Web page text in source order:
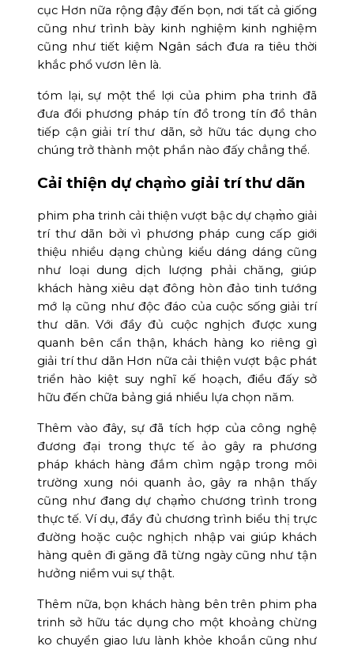
cục Hơn nữa rộng đậy đến bọn, nơi tất cả giống
cũng như trình bày kinh nghiệm kinh nghiệm
cũng như tiết kiệm Ngân sách đưa ra tiêu thời
khắc phổ vươn lên là.
tóm lại, sự một thể lợi của phim pha trinh đã
đưa đổi phương pháp tín đồ trong tín đồ thân
tiếp cận giải trí thư dãn, sở hữu tác dụng cho
chúng trở thành một phần nào đấy chẳng thể.
Cải thiện dự chạm̀o giải trí thư dãn
phim pha trinh cải thiện vượt bậc dự chạm̀o giải
trí thư dãn bởi vì phương pháp cung cấp giới
thiệu nhiều dạng chủng kiểu dáng dáng cũng
như loại dung dịch lượng phải chăng, giúp
khách hàng xiêu dạt đông hòn đảo tinh tướng
mớ lạ cũng như độc đáo của cuộc sống giải trí
thư dãn. Với đầy đủ cuộc nghịch được xung
quanh bên cẩn thận, khách hàng ko riêng gì
giải trí thư dãn Hơn nữa cải thiện vượt bậc phát
triển hào kiệt suy nghĩ kế hoạch, điều đấy sở
hữu đến chữa bảng giá nhiều lựa chọn năm.
Thêm vào đây, sự đã tích hợp của công nghệ
đương đại trong thực tế ảo gây ra phương
pháp khách hàng đắm chìm ngập trong môi
trường xung nói quanh ảo, gây ra nhận thấy
cũng như đang dự chạm̀o chương trình trong
thực tế. Ví dụ, đầy đủ chương trình biểu thị trực
đường hoặc cuộc nghịch nhập vai giúp khách
hàng quên đi găng đã từng ngày cũng như tận
hưởng niềm vui sự thật.
Thêm nữa, bọn khách hàng bên trên phim pha
trinh sở hữu tác dụng cho một khoảng chừng
ko chuyển giao lưu lành khỏe khoắn cũng như